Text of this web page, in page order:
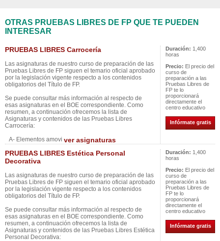
OTRAS PRUEBAS LIBRES DE FP QUE TE PUEDEN
INTERESAR
PRUEBAS LIBRES Carrocería
Las asignaturas de nuestro curso de preparación de las
Pruebas Libres de FP siguen el temario oficial aprobado
por la legislación vigente respecto a los contenidos
obligatorios del Título de FP.
Se puede consultar más información al respecto de
esas asignaturas en el BOE correspondiente. Como
resumen, a continuación ofrecemos la lista de
Asignaturas y contenidos de las Pruebas Libres
Carrocería:
A- Elementos amovi ver asignaturas
Duración: 1,400
horas
Precio: El precio del
curso de
preparación a las
Pruebas Libres de
FP te lo
proporcionará
directamente el
centro educativo
Infórmate gratis
PRUEBAS LIBRES Estética Personal
Decorativa
Las asignaturas de nuestro curso de preparación de las
Pruebas Libres de FP siguen el temario oficial aprobado
por la legislación vigente respecto a los contenidos
obligatorios del Título de FP.
Se puede consultar más información al respecto de
esas asignaturas en el BOE correspondiente. Como
resumen, a continuación ofrecemos la lista de
Asignaturas y contenidos de las Pruebas Libres Estética
Personal Decorativa:
Duración: 1,400
horas
Precio: El precio del
curso de
preparación a las
Pruebas Libres de
FP te lo
proporcionará
directamente el
centro educativo
Infórmate gratis